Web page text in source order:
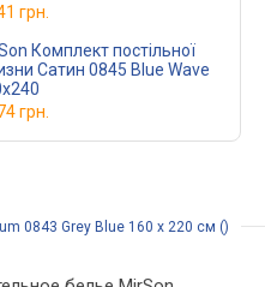
грн.
Комплект постільної
Blue Wave
грн.
0843 Grey Blue 160 x 220 см ()